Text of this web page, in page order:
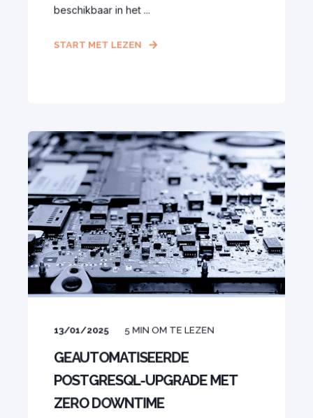
beschikbaar in het ...
START MET LEZEN
13/01/2025 5MIN OM TE LEZEN
GEAUTOMATISEERDE
POSTGRESQL-UPGRADE MET
ZERO DOWNTIME